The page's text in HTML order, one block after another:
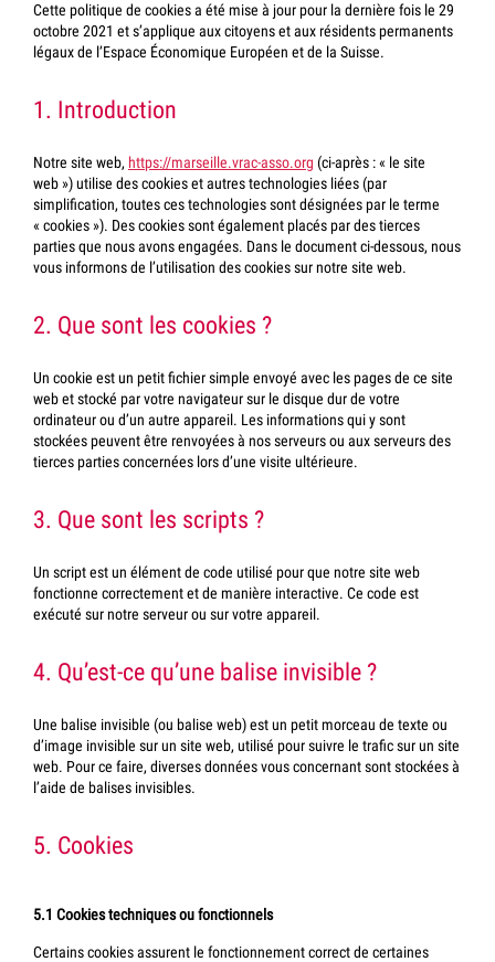
Cette politique de cookies a été mise à jour pour la dernière fois le 29
octobre 2021 et s’applique aux citoyens et aux résidents permanents
légaux de l’Espace Économique Européen et de la Suisse.
1. Introduction
Notre site web, https://marseille.vrac-asso.org (ci-après : « le site
web ») utilise des cookies et autres technologies liées (par
simplification, toutes ces technologies sont désignées par le terme
« cookies »). Des cookies sont également placés par des tierces
parties que nous avons engagées. Dans le document ci-dessous, nous
vous informons de l’utilisation des cookies sur notre site web.
2. Que sont les cookies ?
Un cookie est un petit fichier simple envoyé avec les pages de ce site
web et stocké par votre navigateur sur le disque dur de votre
ordinateur ou d’un autre appareil. Les informations qui y sont
stockées peuvent être renvoyées à nos serveurs ou aux serveurs des
tierces parties concernées lors d’une visite ultérieure.
3. Que sont les scripts ?
Un script est un élément de code utilisé pour que notre site web
fonctionne correctement et de manière interactive. Ce code est
exécuté sur notre serveur ou sur votre appareil.
4. Qu’est-ce qu’une balise invisible ?
Une balise invisible (ou balise web) est un petit morceau de texte ou
d’image invisible sur un site web, utilisé pour suivre le trafic sur un site
web. Pour ce faire, diverses données vous concernant sont stockées à
l’aide de balises invisibles.
5. Cookies
5.1 Cookies techniques ou fonctionnels
Certains cookies assurent le fonctionnement correct de certaines